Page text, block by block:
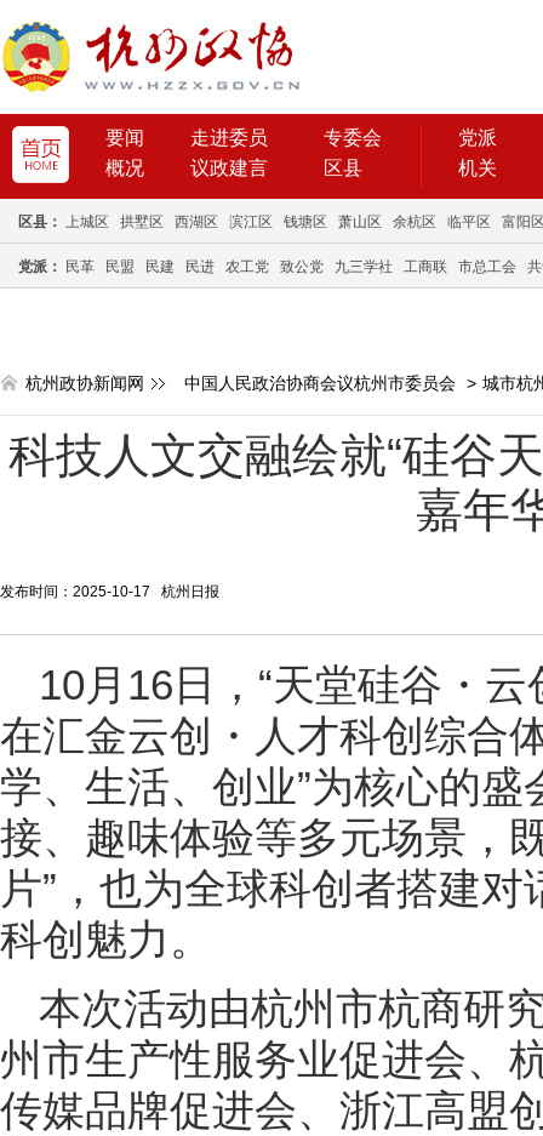
要闻 走进委员
专委会
概况
议政建言 区县
党派
机关
区县： 上城区 拱墅区 西湖区 滨江区 钱塘区 萧山区 余杭区 临平区 富阳
党派： 民革 民盟 民建 民进 农工党 致公党 九三学社 工商联 市总工会
杭州政协新闻网 中国人民政治协商会议杭州市委员会 > 城市杭
科技人文交融绘就“硅谷
嘉年
发布时间：2025-10-17 杭州日报
10月16日，“天堂硅谷・
在汇金云创・人才科创综合
学、生活、创业”为核心的
接、趣味体验等多元场景，
片”，也为全球科创者搭建
科创魅力。
本次活动由杭州市杭商研
州市生产性服务业促进会、
传媒品牌促进会、浙江高盟